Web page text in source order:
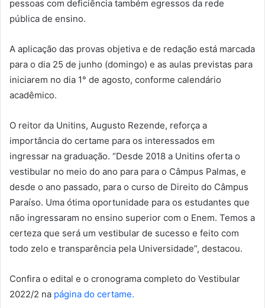
pessoas com deficiência também egressos da rede
pública de ensino.
A aplicação das provas objetiva e de redação está marcada
para o dia 25 de junho (domingo) e as aulas previstas para
iniciarem no dia 1° de agosto, conforme calendário
acadêmico.
O reitor da Unitins, Augusto Rezende, reforça a
importância do certame para os interessados em
ingressar na graduação. “Desde 2018 a Unitins oferta o
vestibular no meio do ano para para o Câmpus Palmas, e
desde o ano passado, para o curso de Direito do Câmpus
Paraíso. Uma ótima oportunidade para os estudantes que
não ingressaram no ensino superior com o Enem. Temos a
certeza que será um vestibular de sucesso e feito com
todo zelo e transparência pela Universidade”, destacou.
Confira o edital e o cronograma completo do Vestibular
2022/2 na página do certame.